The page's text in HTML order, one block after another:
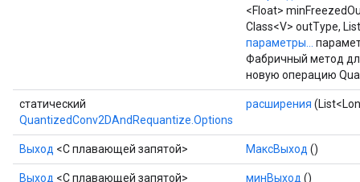
<Float>
Class<V> outType,
параметры...
Фабричный метод
новую операцию
статический
QuantizedConv2DAndRequantize.Options
расширения
Выход <С плавающей запятой> МаксВыход ()
Выход <С плавающей запятой> минВыход ()